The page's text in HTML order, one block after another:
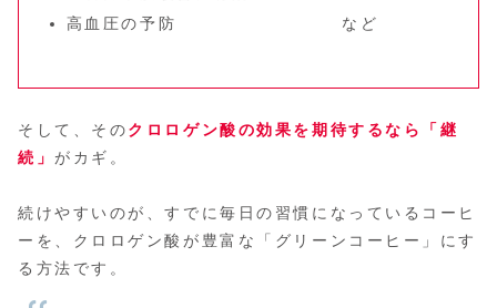
高血圧の予防 など
そして、そのクロロゲン酸の効果を期待するなら「継
続」 がカギ。
続けやすいのが、すでに毎日の習慣になっているコーヒ
ーを、クロロゲン酸が豊富な「グリーンコーヒー」にす
る方法です。